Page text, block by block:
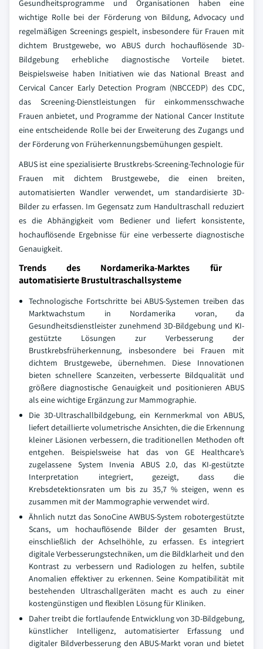
Gesundheitsprogramme und Organisationen haben eine
wichtige Rolle bei der Förderung von Bildung, Advocacy und
regelmäßigen Screenings gespielt, insbesondere für Frauen mit
dichtem Brustgewebe, wo ABUS durch hochauflösende 3D-
Bildgebung erhebliche diagnostische Vorteile bietet.
Beispielsweise haben Initiativen wie das National Breast and
Cervical Cancer Early Detection Program (NBCCEDP) des CDC,
das Screening-Dienstleistungen für einkommensschwache
Frauen anbietet, und Programme der National Cancer Institute
eine entscheidende Rolle bei der Erweiterung des Zugangs und
der Förderung von Früherkennungsbemühungen gespielt.
ABUS ist eine spezialisierte Brustkrebs-Screening-Technologie für
Frauen mit dichtem Brustgewebe, die einen breiten,
automatisierten Wandler verwendet, um standardisierte 3D-
Bilder zu erfassen. Im Gegensatz zum Handultraschall reduziert
es die Abhängigkeit vom Bediener und liefert konsistente,
hochauflösende Ergebnisse für eine verbesserte diagnostische
Genauigkeit.
Trends des Nordamerika-Marktes für
automatisierte Brustultraschallsysteme
Technologische Fortschritte bei ABUS-Systemen treiben das
Marktwachstum in Nordamerika voran, da
Gesundheitsdienstleister zunehmend 3D-Bildgebung und KI-
gestützte Lösungen zur Verbesserung der
Brustkrebsfrüherkennung, insbesondere bei Frauen mit
dichtem Brustgewebe, übernehmen. Diese Innovationen
bieten schnellere Scanzeiten, verbesserte Bildqualität und
größere diagnostische Genauigkeit und positionieren ABUS
als eine wichtige Ergänzung zur Mammographie.
Die 3D-Ultraschallbildgebung, ein Kernmerkmal von ABUS,
liefert detaillierte volumetrische Ansichten, die die Erkennung
kleiner Läsionen verbessern, die traditionellen Methoden oft
entgehen. Beispielsweise hat das von GE Healthcare’s
zugelassene System Invenia ABUS 2.0, das KI-gestützte
Interpretation integriert, gezeigt, dass die
Krebsdetektionsraten um bis zu 35,7 % steigen, wenn es
zusammen mit der Mammographie verwendet wird.
Ähnlich nutzt das SonoCine AWBUS-System robotergestützte
Scans, um hochauflösende Bilder der gesamten Brust,
einschließlich der Achselhöhle, zu erfassen. Es integriert
digitale Verbesserungstechniken, um die Bildklarheit und den
Kontrast zu verbessern und Radiologen zu helfen, subtile
Anomalien effektiver zu erkennen. Seine Kompatibilität mit
bestehenden Ultraschallgeräten macht es auch zu einer
kostengünstigen und flexiblen Lösung für Kliniken.
Daher treibt die fortlaufende Entwicklung von 3D-Bildgebung,
künstlicher Intelligenz, automatisierter Erfassung und
digitaler Bildverbesserung den ABUS-Markt voran und bietet